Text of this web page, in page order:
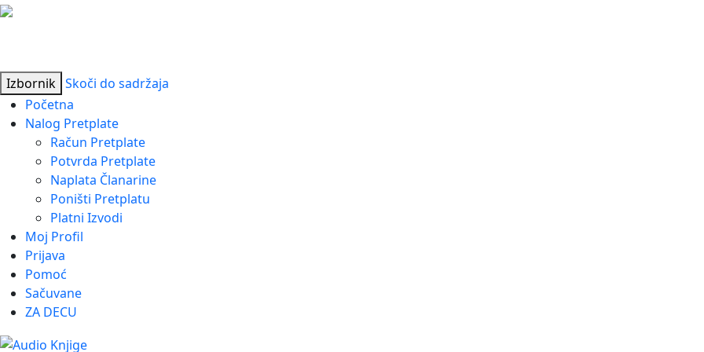
Izbornik Skoči do sadržaja
Početna
Nalog Pretplate
Račun Pretplate
Potvrda Pretplate
Naplata Članarine
Poništi Pretplatu
Platni Izvodi
Moj Profil
Prijava
Pomoć
Sačuvane
ZA DECU